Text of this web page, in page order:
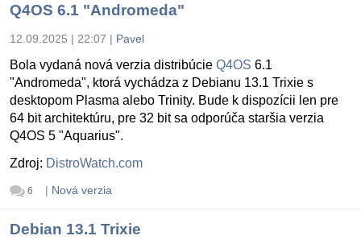
Q4OS 6.1 "Andromeda"
12.09.2025 | 22:07 | Pavel
Bola vydaná nová verzia distribúcie Q4OS 6.1
"Andromeda", ktorá vychádza z Debianu 13.1 Trixie s
desktopom Plasma alebo Trinity. Bude k dispozícii len pre
64 bit architektúru, pre 32 bit sa odporúča staršia verzia
Q4OS 5 "Aquarius".
Zdroj: DistroWatch.com
6 | Nová verzia
Debian 13.1 Trixie